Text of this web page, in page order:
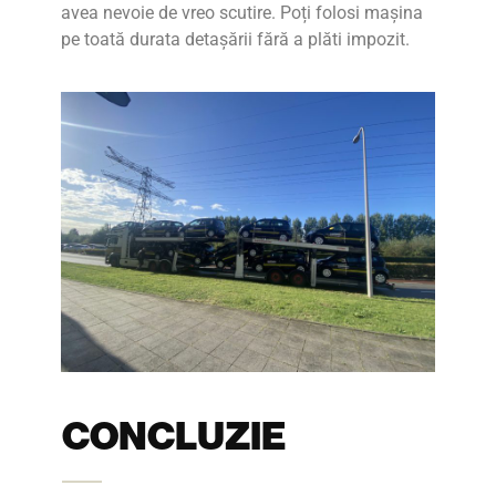
avea nevoie de vreo scutire. Poți folosi mașina
pe toată durata detașării fără a plăti impozit.
CONCLUZIE